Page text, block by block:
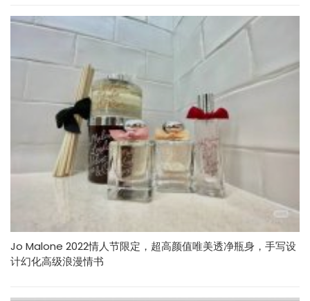
Jo Malone 2022情人节限定，超高颜值唯美透净瓶身，手写设
计幻化高级浪漫情书